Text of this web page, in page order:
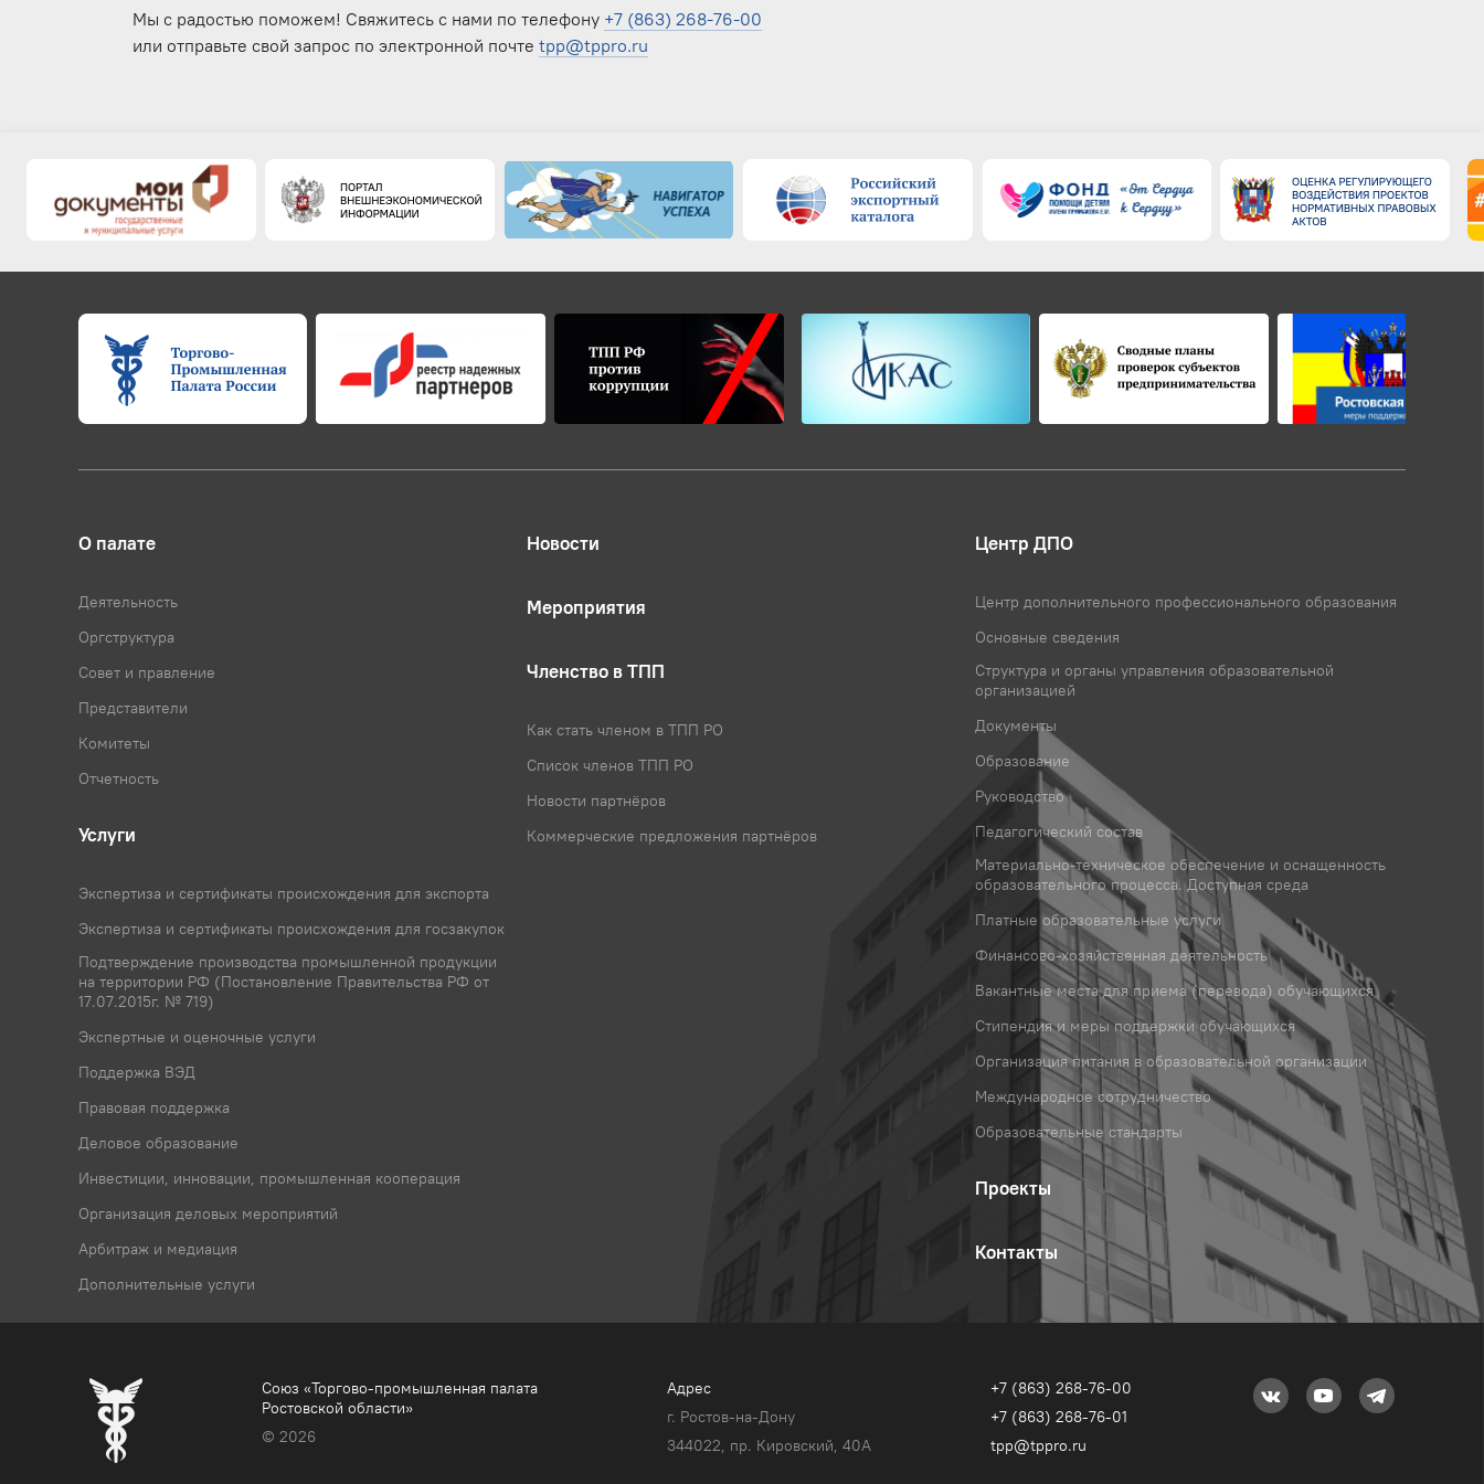
Реестр надёжных партнёров ТПП РФ
Сопровождение участия в государственных закупках (по 44-ФЗ и 223-ФЗ)
Информационно-консультационные услуги
Реестр коммерческих обозначений юридических лиц и индивидуальных
Мы с радостью поможем! Свяжитесь с нами по телефону +7 (863) 268-76-00
или отправьте свой запрос по электронной почтеtpp@tppro.ru
О палате
Деятельность
Оргструктура
Совет и правление
Представители
Комитеты
Отчетность
Услуги
Экспертиза и сертификаты происхождения для экспорта
Экспертиза и сертификаты происхождения для госзакупок
Подтверждение производства промышленной продукции
на территории РФ (Постановление Правительства РФ от
17.07.2015г. № 719)
Экспертные и оценочные услуги
Поддержка ВЭД
Правовая поддержка
Деловое образование
Инвестиции, инновации, промышленная кооперация
Организация деловых мероприятий
Арбитраж и медиация
Дополнительные услуги
Новости
Мероприятия
Членство в ТПП
Как стать членом в ТПП РО
Список членов ТПП РО
Новости партнёров
Коммерческие предложения партнёров
Центр ДПО
Центр дополнительного профессионального образования
Основные сведения
Структура и органы управления образовательной
организацией
Документы
Образование
Руководство
Педагогический состав
Материально-техническое обеспечение и оснащенность
образовательного процесса. Доступная среда
Платные образовательные услуги
Финансово-хозяйственная деятельность
Вакантные места для приема (перевода) обучающихся
Стипендия и меры поддержки обучающихся
Организация питания в образовательной организации
Международное сотрудничество
Образовательные стандарты
Проекты
Контакты
Союз «Торгово-промышленная палата
Ростовской области»
© 2026
Адрес
г. Ростов-на-Дону
344022, пр. Кировский, 40A
+7 (863) 268-76-00
+7 (863) 268-76-01
tpp@tppro.ru